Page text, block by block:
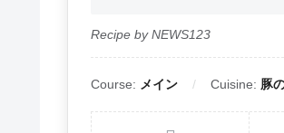
Recipe by NEWS123
Course: メイン Cuisine: 豚